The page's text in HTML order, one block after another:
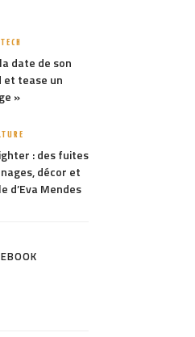
date de son
et tease un
»
: des fuites
décor et
d’Eva Mendes